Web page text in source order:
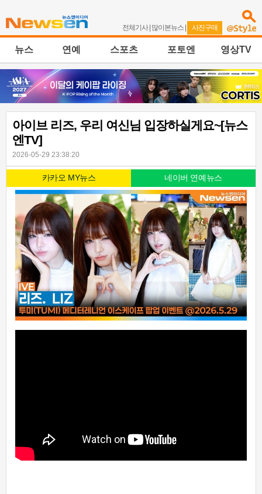
전체기사| 많이본뉴스 | 사진구매
뉴스 연예 스포츠 포토엔 영상TV
아이브 리즈, 우리 여신님 입장하실게요~[뉴스
엔TV]
2026-05-29 23:38:20
카카오 MY뉴스 네이버 연예뉴스